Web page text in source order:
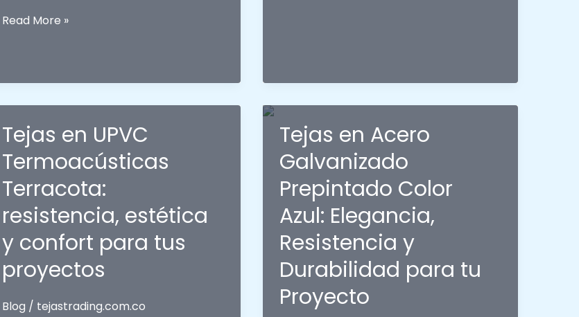
Tejas
en
Calibres
30,
28
y
26
para
Todos
los
Proyectos
Read More »
la
hora
de
proteger
un
espacio
con
un
techo?
Tejas en UPVC
Termoacústicas
Terracota:
resistencia, estética
y confort para tus
proyectos
Blog / tejastrading.com.co
Tejas en Acero
Galvanizado
Prepintado Color
Azul: Elegancia,
Resistencia y
Durabilidad para tu
Proyecto